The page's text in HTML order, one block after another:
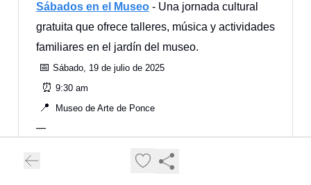
Sábados en el Museo - Una jornada cultural
gratuita que ofrece talleres, música y actividades
familiares en el jardín del museo.
📅 Sábado, 19 de julio de 2025
⏰ 9:30 am
📍 Museo de Arte de Ponce
—
Paint to Survive
- Experiencia inmersiva